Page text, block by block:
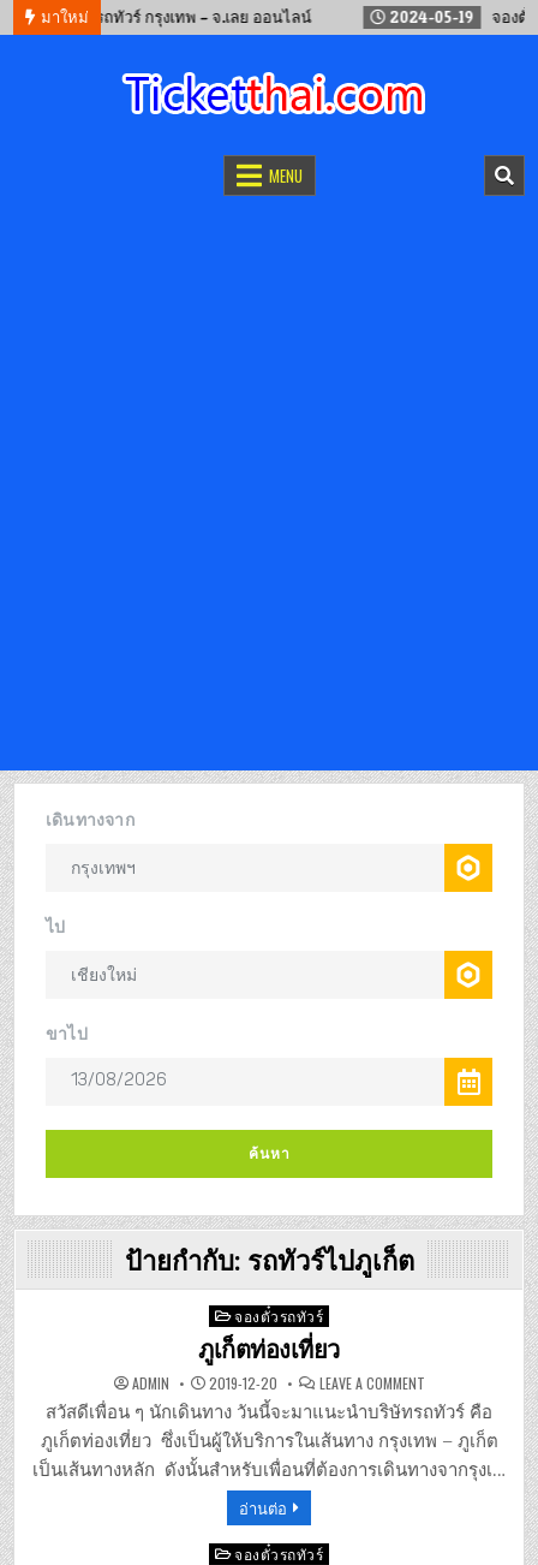
มาใหม่
จองรถทัวร์ กรุงเทพ – จ.เลย ออนไลน์ 2024-05-19 จองตั๋วรถไ
MENU
ป้ายกำกับ: รถทัวร์ไปภูเก็ต
Posted
in
จองตั๋วรถทัวร์
ภูเก็ตท่องเที่ยว
ADMIN 2019-12-20 LEAVE A COMMENTON
ท่อง
เที่ยว
สวัสดีเพื่อน ๆ นักเดินทาง วันนี้จะมาแนะนำบริษัทรถทัวร์ คือ
ภูเก็ตท่องเที่ยว ซึ่งเป็นผู้ให้บริการในเส้นทาง กรุงเทพ – ภูเก็ต
เป็นเส้นทางหลัก ดังนั้นสำหรับเพื่อนที่ต้องการเดินทางจากรุงเ…
อ่านต่อ
Posted
จองตั๋วรถทัวร์